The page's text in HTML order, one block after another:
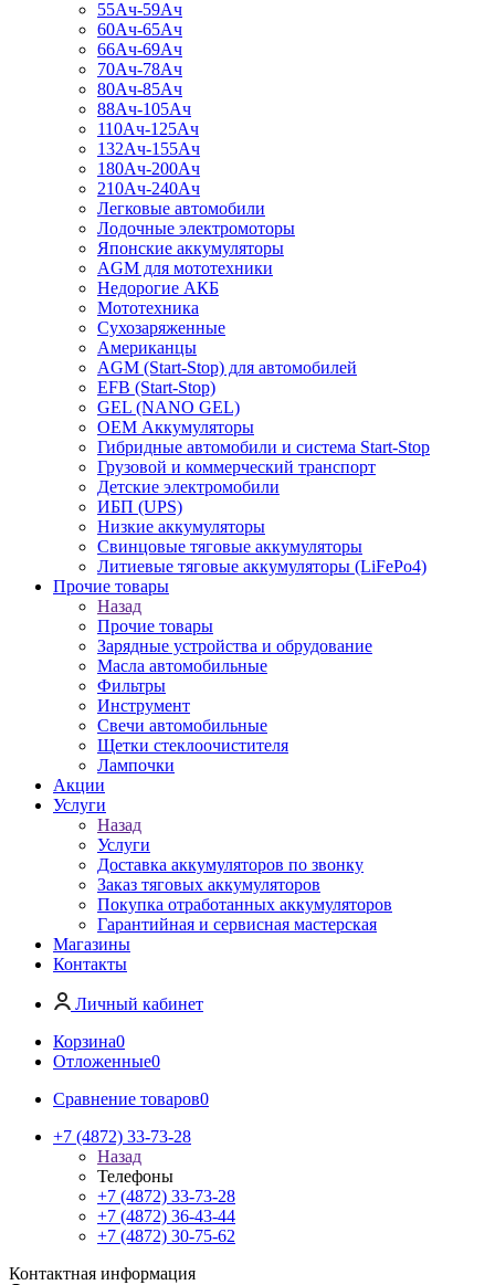
55Ач-59Ач
60Ач-65Ач
66Ач-69Ач
70Ач-78Ач
80Ач-85Ач
88Ач-105Ач
110Ач-125Ач
132Ач-155Ач
180Ач-200Ач
210Ач-240Ач
Легковые автомобили
Лодочные электромоторы
Японские аккумуляторы
AGM для мототехники
Недорогие АКБ
Мототехника
Сухозаряженные
Американцы
AGM (Start-Stop) для автомобилей
EFB (Start-Stop)
GEL (NANO GEL)
OEM Аккумуляторы
Гибридные автомобили и система Start-Stop
Грузовой и коммерческий транспорт
Детские электромобили
ИБП (UPS)
Низкие аккумуляторы
Свинцовые тяговые аккумуляторы
Литиевые тяговые аккумуляторы (LiFePo4)
Прочие товары
Назад
Прочие товары
Зарядные устройства и обрудование
Масла автомобильные
Фильтры
Инструмент
Свечи автомобильные
Щетки стеклоочистителя
Лампочки
Акции
Услуги
Назад
Услуги
Доставка аккумуляторов по звонку
Заказ тяговых аккумуляторов
Покупка отработанных аккумуляторов
Гарантийная и сервисная мастерская
Магазины
Контакты
Личный кабинет
Корзина0
Отложенные0
Сравнение товаров0
+7 (4872) 33-73-28
Назад
Телефоны
+7 (4872) 33-73-28
+7 (4872) 36-43-44
+7 (4872) 30-75-62
Контактная информация